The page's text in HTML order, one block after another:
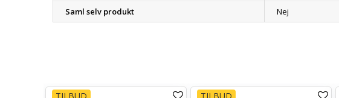
Saml selv produkt
Nej